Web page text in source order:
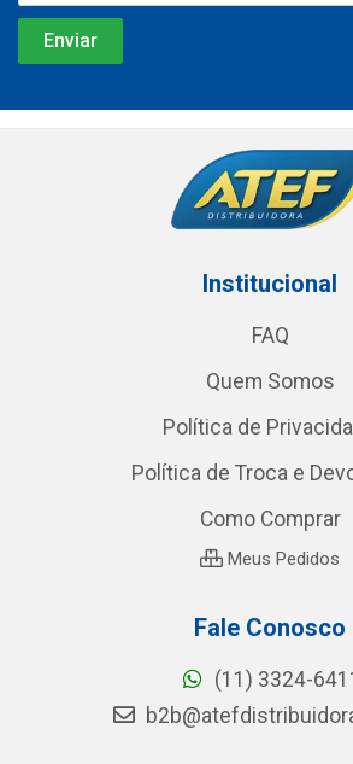
Institucional
FAQ
Quem Somos
Política de
Política de Troca e
Como Comprar
Meus Pedidos
Fale Conosco
(11) 3324-